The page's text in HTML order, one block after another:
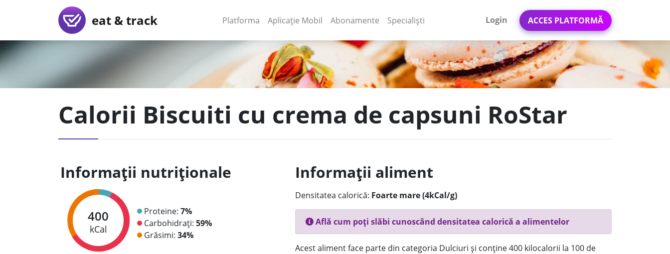
eat & track Platforma (current)
Aplicație Mobil (current)
Abonamente Specialiști Login ACCES PLATFORMĂ
Calorii Biscuiti cu crema de capsuni RoStar
Informații nutriționale
400
kCal
Proteine: 7%
Carbohidrați: 59%
Grăsimi: 34%
Informații aliment
Densitatea calorică: Foarte mare (4kCal/g)
Află cum poți slăbi cunoscând densitatea calorică a alimentelor
Acest aliment face parte din categoria Dulciuri și conține 400 kilocalorii la 100 de